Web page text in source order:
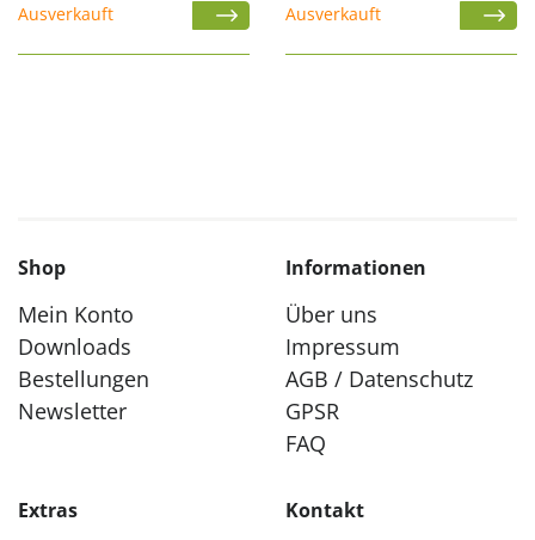
Ausverkauft Ausverkauft
Shop
Mein Konto
Downloads
Bestellungen
Newsletter
Informationen
Über uns
Impressum
AGB / Datenschutz
GPSR
FAQ
Extras Kontakt